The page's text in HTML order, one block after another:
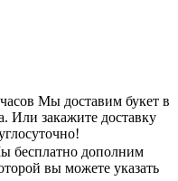
Мы доставим букет в
Или закажите доставку
бесплатно дополним
вы можете указать